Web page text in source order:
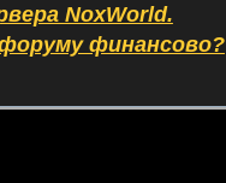
NoxWorld.
финансово?